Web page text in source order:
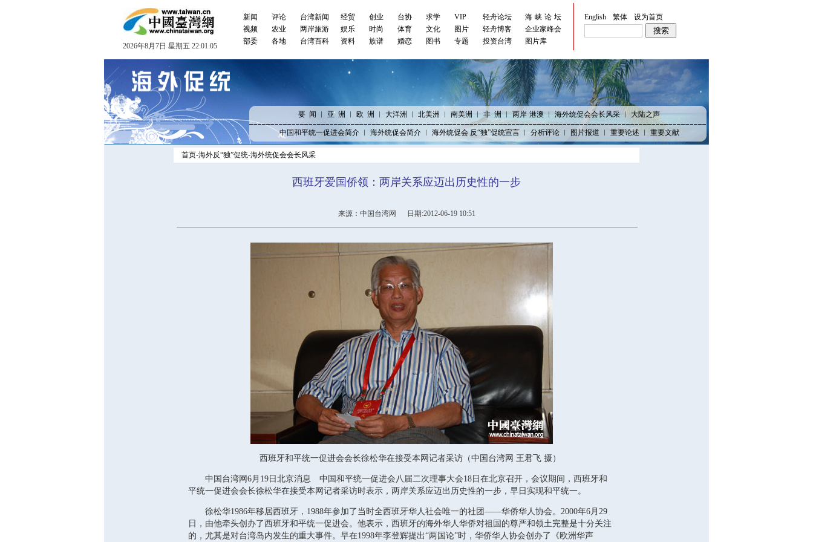
2026年8月7日 星期五 22:01:05
新闻
视频
部委
评论
农业
各地
台湾新闻
两岸旅游
台湾百科
经贸
娱乐
资料
创业
时尚
族谱
台协
体育
婚恋
求学
文化
图书
VIP
图片
专题
轻舟论坛
轻舟博客
投资台湾
海峡论坛
企业家峰会
图片库
English 繁体 设为首页
要 闻 ︱ 亚 洲 ︱ 欧 洲 ︱ 大洋洲 ︱ 北美洲 ︱ 南美洲 ︱ 非 洲 ︱ 两岸·港澳︱海外统促会会长风采︱ 大陆之声
中国和平统一促进会简介︱ 海外统促会简介︱ 海外统促会 反“独”促统宣言︱ 分析评论︱ 图片报道 ︱ 重要论述︱ 重要文献
首页-海外反“独”促统-海外统促会会长风采
西班牙爱国侨领：两岸关系应迈出历史性的一步
来源：中国台湾网 日期:2012-06-19 10:51
西班牙和平统一促进会会长徐松华在接受本网记者采访（中国台湾网 王君飞 摄）
中国台湾网6月19日北京消息 中国和平统一促进会八届二次理事大会18日在北京召开，会议期间，西班牙和
平统一促进会会长徐松华在接受本网记者采访时表示，两岸关系应迈出历史性的一步，早日实现和平统一。
徐松华1986年移居西班牙，1988年参加了当时全西班牙华人社会唯一的社团——华侨华人协会。2000年6月29
日，由他牵头创办了西班牙和平统一促进会。他表示，西班牙的海外华人华侨对祖国的尊严和领土完整是十分关注
的，尤其是对台湾岛内发生的重大事件。早在1998年李登辉提出“两国论”时，华侨华人协会创办了《欧洲华声